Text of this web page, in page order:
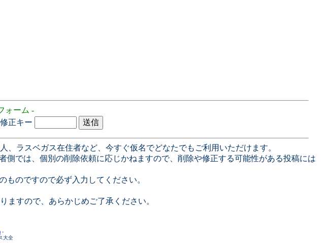
ォーム -
正キー
ラスベガス在住者など、今すぐ仮名でどなたでもご利用いただけます。
では、個別の削除依頼に応じかねますので、削除や修正する可能性がある投稿には
のですので必ず入力してください。
ますので、あらかじめご了承ください。
-
大全